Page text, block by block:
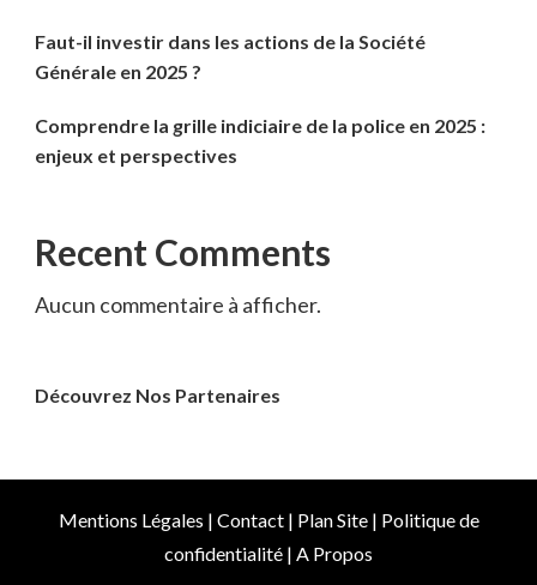
Faut-il investir dans les actions de la Société
Générale en 2025 ?
Comprendre la grille indiciaire de la police en 2025 :
enjeux et perspectives
Recent Comments
Aucun commentaire à afficher.
Découvrez Nos Partenaires
Mentions Légales | Contact| Plan Site| Politique de
confidentialité | A Propos